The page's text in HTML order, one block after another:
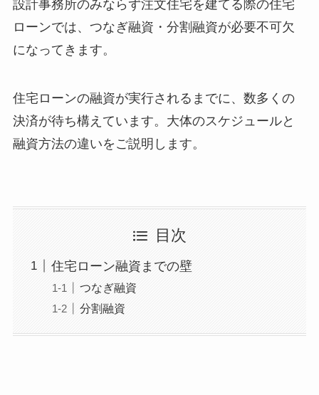
設計事務所のみならず注文住宅を建てる際の住宅
ローンでは、つなぎ融資・分割融資が必要不可欠
になってきます。
住宅ローンの融資が実行されるまでに、数多くの
決済が待ち構えています。大体のスケジュールと
融資方法の違いをご説明します。
目次
住宅ローン融資までの壁
つなぎ融資
分割融資